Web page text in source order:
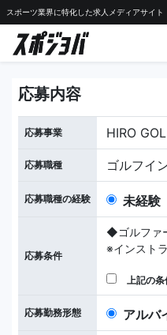
スポーツ業界に特化した求人メディアサイト
応募内容
応募事業 HIRO
応募職種 ゴルフイ
応募職種の経験 未経験
応募条件
◆ゴルファ
※インスト
上記の
応募勤務形態 アルバ